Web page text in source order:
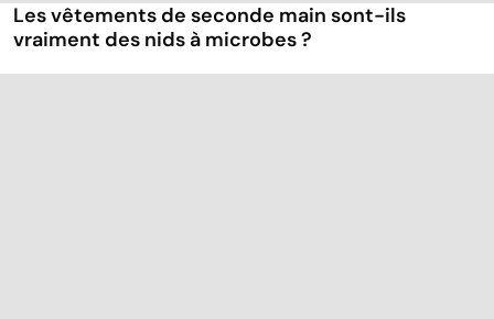
Les vêtements de seconde main sont-ils
vraiment des nids à microbes ?